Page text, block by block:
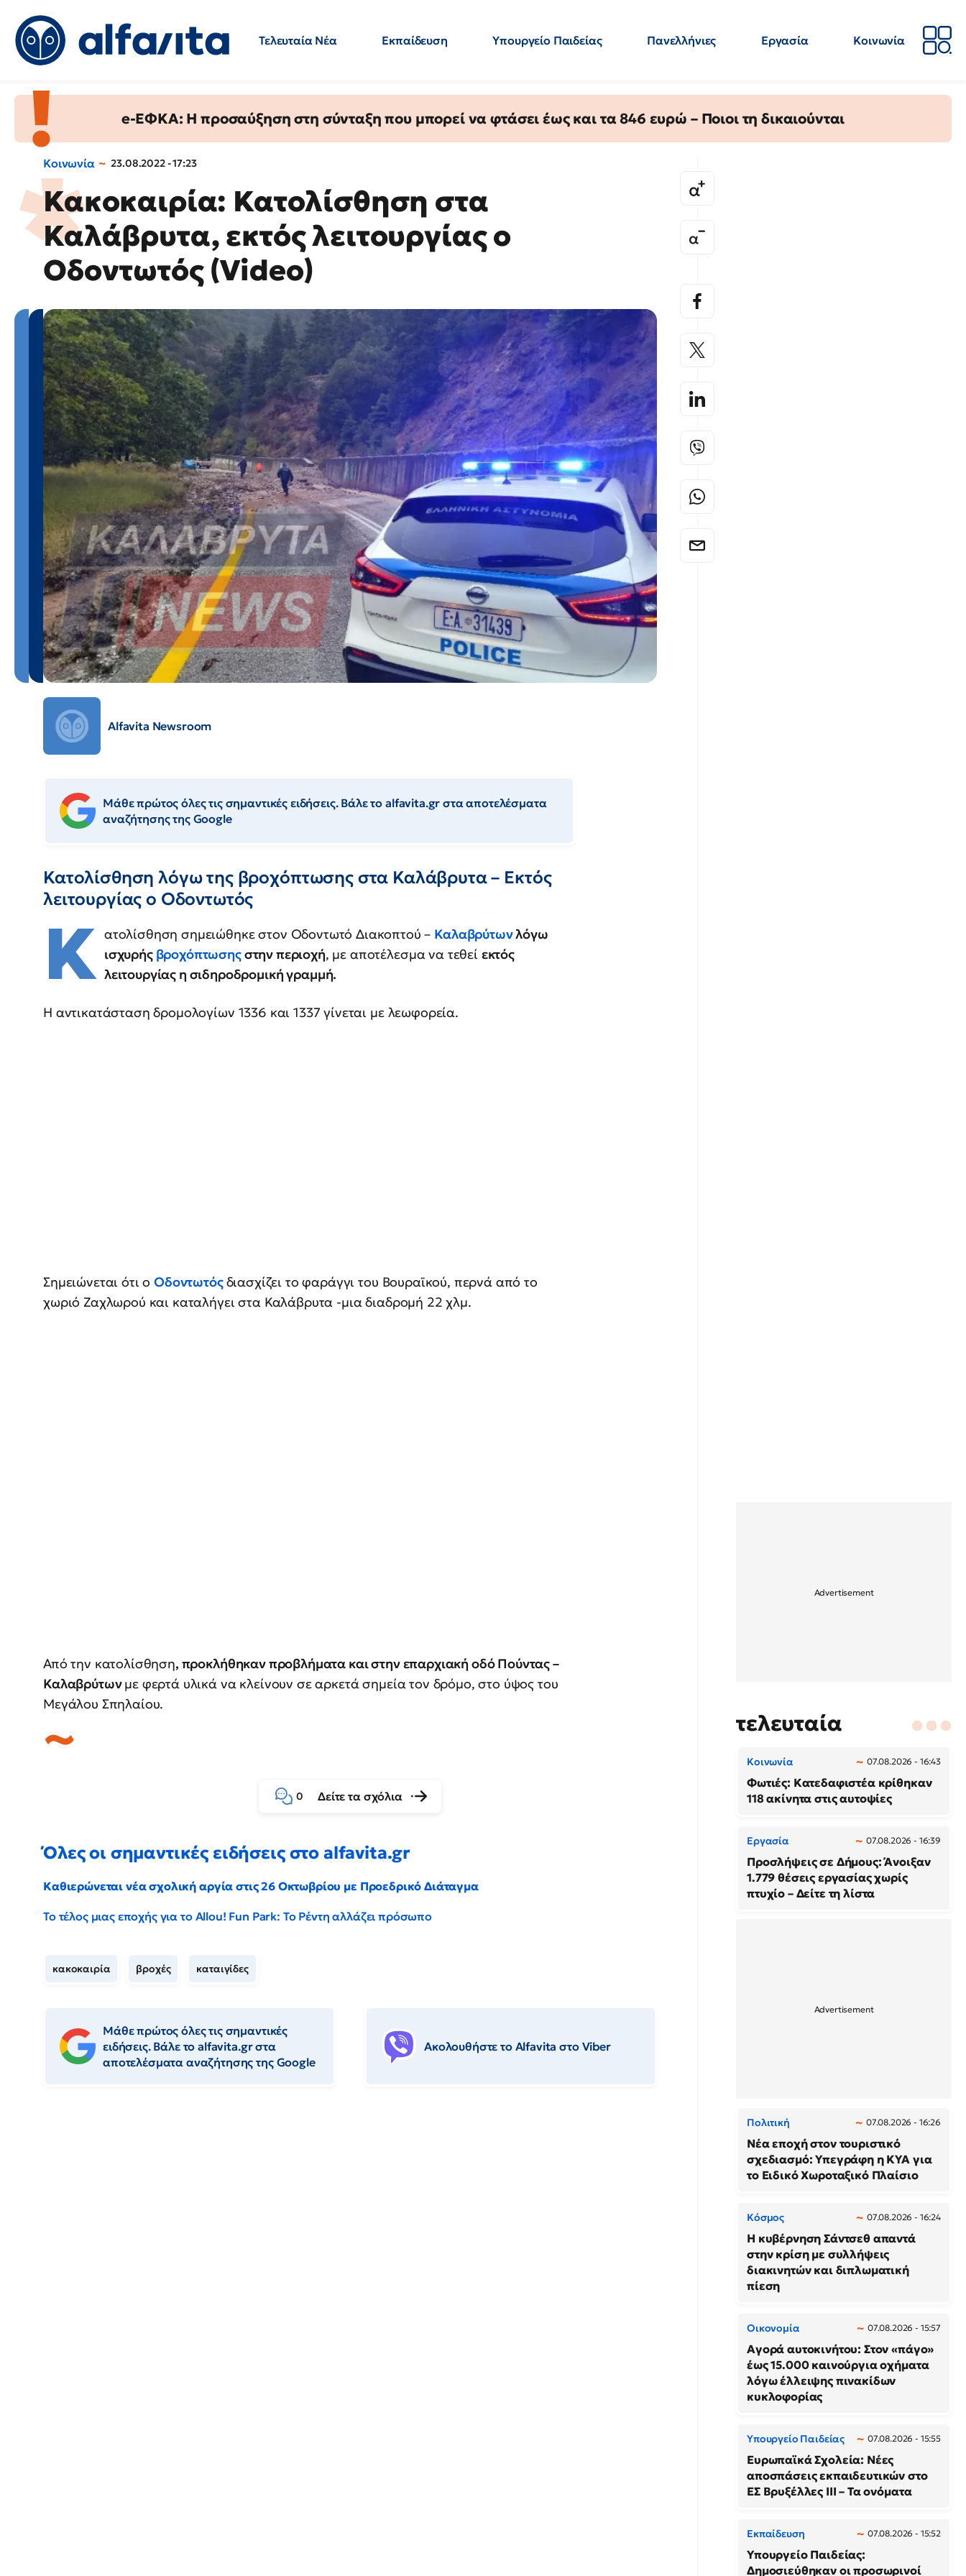
Τελευταία Νέα Εκπαίδευση Υπουργείο Παιδείας Πανελλήνιες Εργασία
Κοινωνία
e-ΕΦΚΑ: Η προσαύξηση στη σύνταξη που μπορεί να φτάσει έως και τα 846 ευρώ – Ποιοι τη δικαιούνται
Κοινωνία 23.08.2022 - 17:23
Κακοκαιρία: Κατολίσθηση στα
Καλάβρυτα, εκτός λειτουργίας ο
Οδοντωτός (Video)
Alfavita Newsroom
Μάθε πρώτος όλες τις σημαντικές ειδήσεις. Βάλε το alfavita.gr στα αποτελέσματα
αναζήτησης της Google
Κατολίσθηση λόγω της βροχόπτωσης στα Καλάβρυτα – Εκτός
λειτουργίας ο Oδοντωτός
Κ ατολίσθηση σημειώθηκε στον Οδοντωτό Διακοπτού – Καλαβρύτωνλόγω
ισχυρής βροχόπτωσηςστην περιοχή, με αποτέλεσμα να τεθεί εκτός
λειτουργίας η σιδηροδρομική γραμμή.
Η αντικατάσταση δρομολογίων 1336 και 1337 γίνεται με λεωφορεία.
Σημειώνεται ότι οΟδοντωτόςδιασχίζει το φαράγγι του Βουραϊκού, περνά από το
χωριό Ζαχλωρού και καταλήγει στα Καλάβρυτα -μια διαδρομή 22 χλμ.
Από την κατολίσθηση, προκλήθηκαν προβλήματα και στην επαρχιακή οδό Πούντας –
Καλαβρύτωνμε φερτά υλικά να κλείνουν σε αρκετά σημεία τον δρόμο, στο ύψος του
Μεγάλου Σπηλαίου.
0 Δείτε τα σχόλια
Όλες οι σημαντικές ειδήσεις στο alfavita.gr
Καθιερώνεται νέα σχολική αργία στις 26 Οκτωβρίου με Προεδρικό Διάταγμα
Το τέλος μιας εποχής για το Allou! Fun Park: Το Ρέντη αλλάζει πρόσωπο
κακοκαιρία βροχές καταιγίδες
Μάθε πρώτος όλες τις σημαντικές
ειδήσεις. Βάλε το alfavita.gr στα
αποτελέσματα αναζήτησης της Google
Ακολουθήστε το Αlfavita στο Viber
τελευταία
Κοινωνία 07.08.2026 - 16:43
Φωτιές: Κατεδαφιστέα κρίθηκαν
118 ακίνητα στις αυτοψίες
Εργασία 07.08.2026 - 16:39
Προσλήψεις σε Δήμους: Άνοιξαν
1.779 θέσεις εργασίας χωρίς
πτυχίο – Δείτε τη λίστα
Πολιτική 07.08.2026 - 16:26
Νέα εποχή στον τουριστικό
σχεδιασμό: Υπεγράφη η ΚΥΑ για
το Ειδικό Χωροταξικό Πλαίσιο
Κόσμος 07.08.2026 - 16:24
Η κυβέρνηση Σάντσεθ απαντά
στην κρίση με συλλήψεις
διακινητών και διπλωματική
πίεση
Οικονομία 07.08.2026 - 15:57
Αγορά αυτοκινήτου: Στον «πάγο»
έως 15.000 καινούργια οχήματα
λόγω έλλειψης πινακίδων
κυκλοφορίας
Υπουργείο Παιδείας 07.08.2026 - 15:55
Ευρωπαϊκά Σχολεία: Νέες
αποσπάσεις εκπαιδευτικών στο
ΕΣ Βρυξέλλες ΙΙΙ – Τα ονόματα
Εκπαίδευση 07.08.2026 - 15:52
Υπουργείο Παιδείας:
Δημοσιεύθηκαν οι προσωρινοί